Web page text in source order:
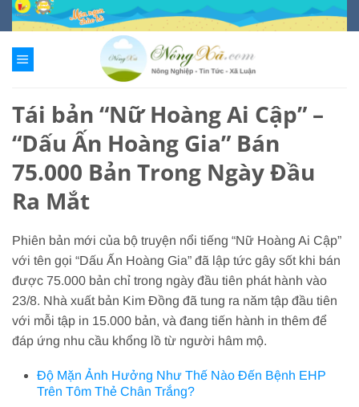
Chuyển
đến
nội
dung
Tái bản “Nữ Hoàng Ai Cập” –
“Dấu Ấn Hoàng Gia” Bán
75.000 Bản Trong Ngày Đầu
Ra Mắt
Phiên bản mới của bộ truyện nổi tiếng “Nữ Hoàng Ai Cập”
với tên gọi “Dấu Ấn Hoàng Gia” đã lập tức gây sốt khi bán
được 75.000 bản chỉ trong ngày đầu tiên phát hành vào
23/8. Nhà xuất bản Kim Đồng đã tung ra năm tập đầu tiên
với mỗi tập in 15.000 bản, và đang tiến hành in thêm để
đáp ứng nhu cầu khổng lồ từ người hâm mộ.
Độ Mặn Ảnh Hưởng Như Thế Nào Đến Bệnh EHP
Trên Tôm Thẻ Chân Trắng?